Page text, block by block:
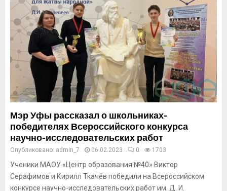
Мэр Уфы рассказал о школьниках-
победителях Всероссийского конкурса
научно-исследовательских работ
Опубликовано: admin_7 06.02.2023 0 1703
Ученики МАОУ «Центр образования №40» Виктор
Серафимов и Кирилл Ткачёв победили на Всероссийском
конкурсе научно-исследовательских работ им. Д. И.